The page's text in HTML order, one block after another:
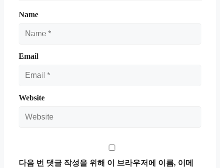
Name
Email
Website
다음 번 댓글 작성을 위해 이 브라우저에 이름, 이메